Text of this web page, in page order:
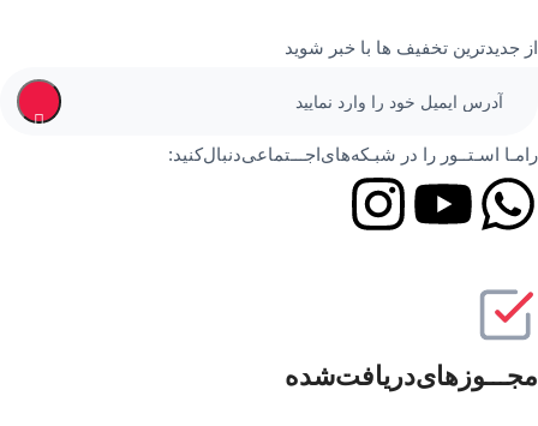
از جدیدترین تخفیف ها با خبر شوید
رامـا اسـتــور را در‌‌ شبـکه‌های‌اجـــتماعی‌دنبال‌کنید:
مجـــوز‌های‌دریافت‌شده